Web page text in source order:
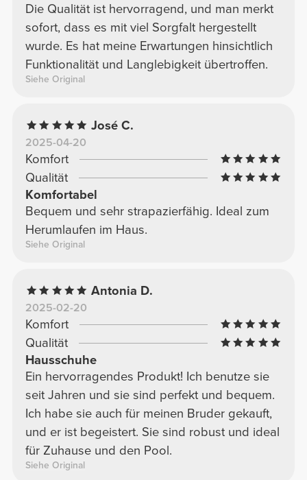
Die Qualität ist hervorragend, und man merkt
sofort, dass es mit viel Sorgfalt hergestellt
wurde. Es hat meine Erwartungen hinsichtlich
Funktionalität und Langlebigkeit übertroffen.
Siehe Original
José C.
2025-04-20
Komfort
Qualität
Komfortabel
Bequem und sehr strapazierfähig. Ideal zum
Herumlaufen im Haus.
Siehe Original
Antonia D.
2025-02-20
Komfort
Qualität
Hausschuhe
Ein hervorragendes Produkt! Ich benutze sie
seit Jahren und sie sind perfekt und bequem.
Ich habe sie auch für meinen Bruder gekauft,
und er ist begeistert. Sie sind robust und ideal
für Zuhause und den Pool.
Siehe Original